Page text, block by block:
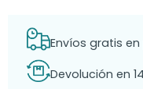
Envíos gratis
Devolución en